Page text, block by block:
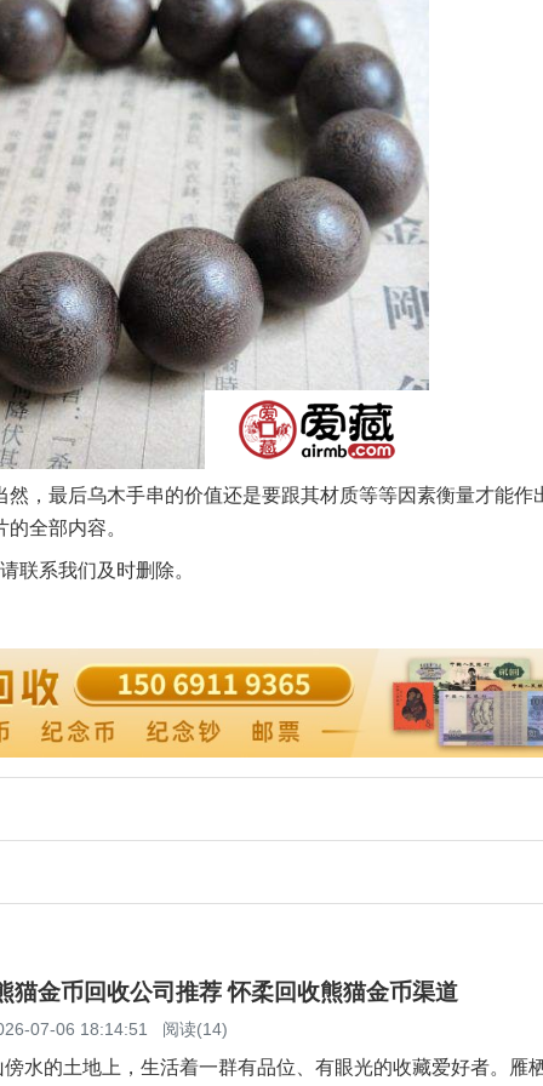
，最后乌木手串的价值还是要跟其材质等等因素衡量才能作
全部内容。
联系我们及时删除。
猫金币回收公司推荐 怀柔回收熊猫金币渠道
07-06 18:14:51 阅读(14)
水的土地上，生活着一群有品位、有眼光的收藏爱好者。雁